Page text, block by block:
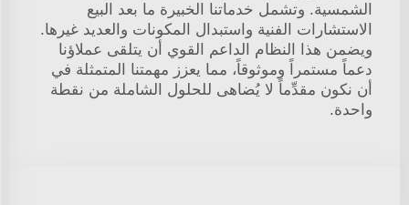
الشمسية. وتشمل خدماتنا الخبيرة ما بعد البيع
الاستشارات الفنية واستبدال المكونات والعديد غيرها.
ويضمن هذا النظام الداعم القوي أن يتلقى عملاؤنا
دعماً مستمراً وموثوقاً، مما يعزز مهمتنا المتمثلة في
أن نكون مقدِّماً لا يُضاهى للحلول الشاملة من نقطة
واحدة.